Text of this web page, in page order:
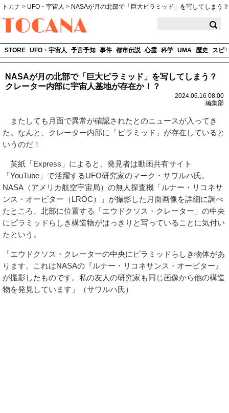
トカナ > UFO・宇宙人 > NASAが月の北部で「巨大ピラミッド」を写してしまう？
STORE UFO・宇宙人 予言予知 事件 都市伝説 心霊 科学 UMA 歴史 スピ
NASAが月の北部で「巨大ピラミッド」を写してしまう？
クレーター内部に宇宙人基地が存在か！？
2024.06.16 08:00
編集部
またしても月面で異常が確認されたとのニュースが入ってき
た。なんと、クレーター内部に「ピラミッド」が存在していると
いうのだ！
英紙「Express」によると、発見者は動画共有サイト
「YouTube」で活躍するUFO研究家のマーク・サワルハ氏。
NASA（アメリカ航空宇宙局）の無人探査機「ルナー・リコネサ
ンス・オービター（LROC）」が撮影した月面画像を詳細に調べ
たところ、北部に位置する「エウドクソス・クレーター」の中央
にピラミッドらしき構造物がはっきりと写っていることに気付い
たという。
「エウドクソス・クレーターの中央にピラミッドらしき物体があ
ります。これはNASAの『ルナー・リコネサンス・オービター』
が撮影したものです。私の友人の研究家も同じ画像から他の構造
物を発見しています」（サワルハ氏）